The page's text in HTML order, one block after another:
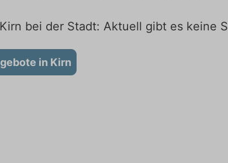
bei der Stadt: Aktuell gibt es keine
in Kirn